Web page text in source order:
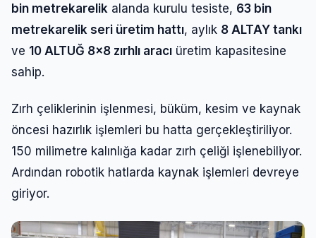
bin metrekarelik alanda kurulu tesiste, 63 bin
metrekarelik seri üretim hattı, aylık 8 ALTAY tankı
ve 10 ALTUĞ 8×8 zırhlı aracı üretim kapasitesine
sahip.
Zırh çeliklerinin işlenmesi, büküm, kesim ve kaynak
öncesi hazırlık işlemleri bu hatta gerçekleştiriliyor.
150 milimetre kalınlığa kadar zırh çeliği işlenebiliyor.
Ardından robotik hatlarda kaynak işlemleri devreye
giriyor.